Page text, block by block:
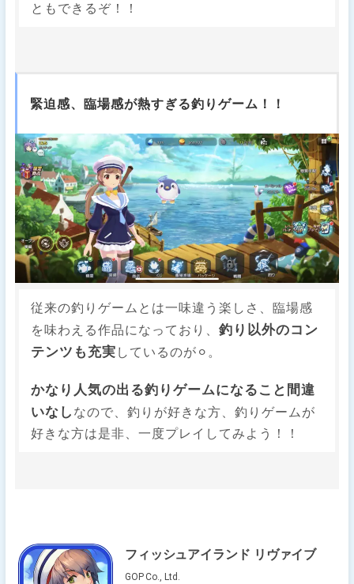
ともできるぞ！！
緊迫感、臨場感が熱すぎる釣りゲーム！！
従来の釣りゲームとは一味違う楽しさ、臨場感
を味わえる作品になっており、釣り以外のコン
テンツも充実 しているのが⚪︎。
かなり人気の出る釣りゲームになること間違
いなし なので、釣りが好きな方、釣りゲームが
好きな方は是非、一度プレイしてみよう！！
フィッシュアイランド リヴァイブ
GOP Co., Ltd.